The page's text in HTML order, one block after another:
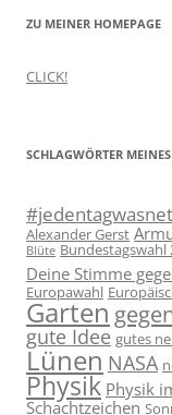
ZU MEINER HOMEPAGE
CLICK!
SCHLAGWÖRTER
Alexander Gerst
Blüte Bundestagswahl
Deine Stimme
Europawahl
Garten
gute Idee gutes
Lünen NASA
Physik Physik
Schachtzeichen